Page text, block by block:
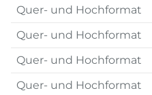
Quer- und Hochformat
Quer- und Hochformat
Quer- und Hochformat
Quer- und Hochformat